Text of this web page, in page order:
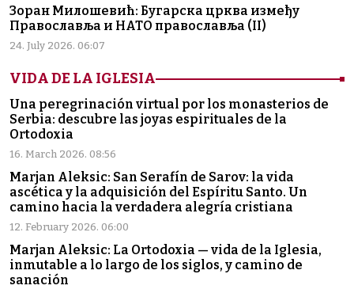
Зоран Милошевић: Бугарска црква између
Православља и НАТО православља (II)
24. July 2026. 06:07
VIDA DE LA IGLESIA
Una peregrinación virtual por los monasterios de
Serbia: descubre las joyas espirituales de la
Ortodoxia
16. March 2026. 08:56
Marjan Aleksic: San Serafín de Sarov: la vida
ascética y la adquisición del Espíritu Santo. Un
camino hacia la verdadera alegría cristiana
12. February 2026. 06:00
Marjan Aleksic: La Ortodoxia — vida de la Iglesia,
inmutable a lo largo de los siglos, y camino de
sanación